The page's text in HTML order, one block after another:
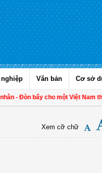
Văn bản Cơ sở
Đòn bẩy cho một Việt Nam thịnh
Xem cỡ chữ